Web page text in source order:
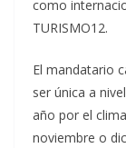
como
TURISMO12.
El mandatario
ser única a
año por el
noviembre o